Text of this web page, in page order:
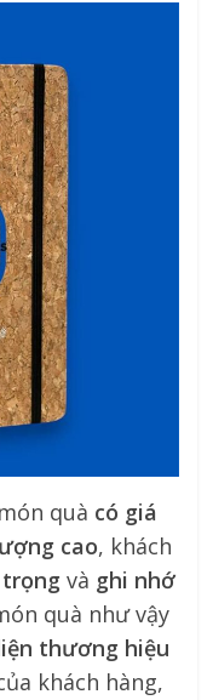
quà có giá
cao, khách
và ghi nhớ
quà như vậy
thương hiệu
khách hàng,